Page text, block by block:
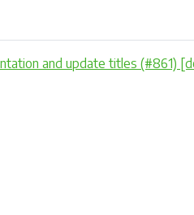
and update titles (#861)